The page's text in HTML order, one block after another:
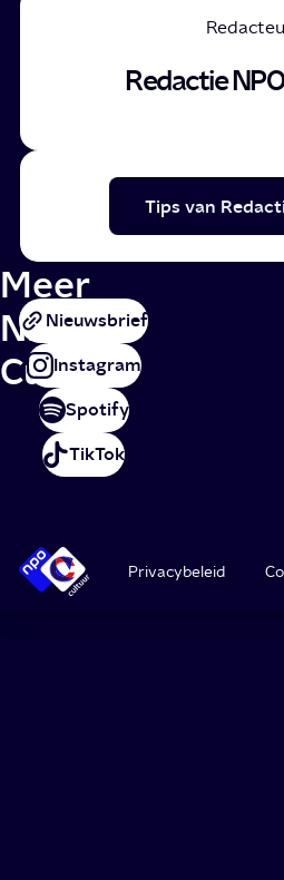
Redactie
Tips van
Meer
NPO
Cultuur
Nieuwsbrief
Instagram
Spotify
TikTok
Privacybeleid